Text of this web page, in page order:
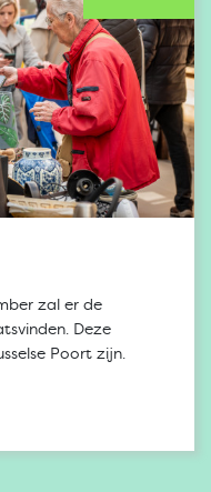
zal er de
Deze
Poort zijn.